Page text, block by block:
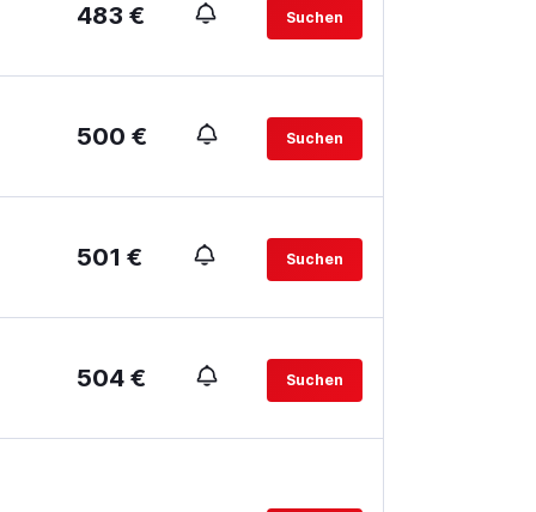
483 € Suchen
500 € Suchen
501 € Suchen
504 € Suchen